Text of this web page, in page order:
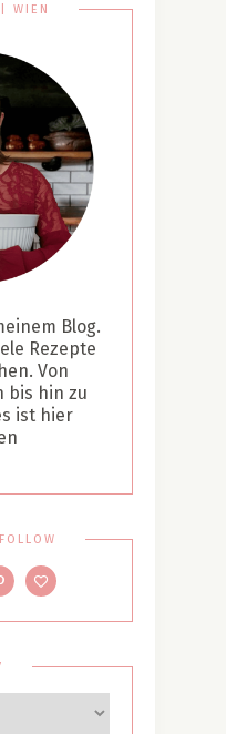
WIEN
Blog.
Rezepte
Von
bis hin zu
ist hier